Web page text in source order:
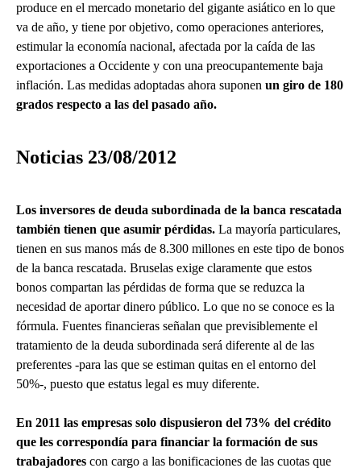
produce en el mercado monetario del gigante asiático en lo que
va de año, y tiene por objetivo, como operaciones anteriores,
estimular la economía nacional, afectada por la caída de las
exportaciones a Occidente y con una preocupantemente baja
inflación. Las medidas adoptadas ahora suponen un giro de 180
grados respecto a las del pasado año.
Noticias 23/08/2012
Los inversores de deuda subordinada de la banca rescatada
también tienen que asumir pérdidas. La mayoría particulares,
tienen en sus manos más de 8.300 millones en este tipo de bonos
de la banca rescatada. Bruselas exige claramente que estos
bonos compartan las pérdidas de forma que se reduzca la
necesidad de aportar dinero público. Lo que no se conoce es la
fórmula. Fuentes financieras señalan que previsiblemente el
tratamiento de la deuda subordinada será diferente al de las
preferentes -para las que se estiman quitas en el entorno del
50%-, puesto que estatus legal es muy diferente.
En 2011 las empresas solo dispusieron del 73% del crédito
que les correspondía para financiar la formación de sus
trabajadores con cargo a las bonificaciones de las cuotas que